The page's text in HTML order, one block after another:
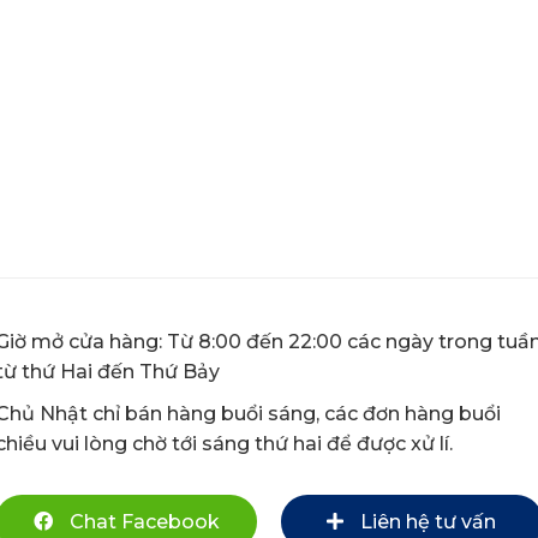
mở cửa hàng: Từ 8:00 đến 22:00 các ngày trong
thứ Hai đến Thứ Bảy
Nhật chỉ bán hàng buổi sáng, các đơn hàng buổi
vui lòng chờ tới sáng thứ hai để được xử lí.
Chat Facebook Liên hệ tư vấn